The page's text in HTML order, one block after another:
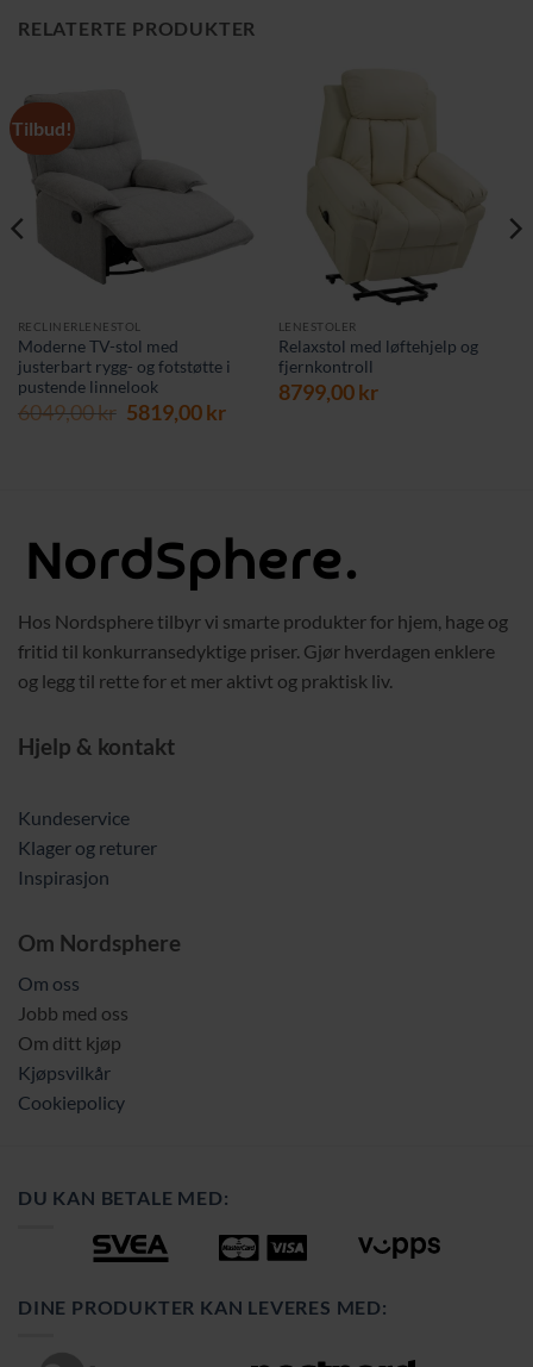
RELATERTE PRODUKTER
Tilbud!
RECLINERLENESTOL
Moderne TV-stol med
justerbart rygg- og fotstøtte i
pustende linnelook
6049,00kr Opprinnelig
5819,00krNåværende
LENESTOLER
Relaxstol med løftehjelp og
fjernkontroll
8799,00kr
Hos Nordsphere tilbyr vi smarte produkter for hjem, hage og
fritid til konkurransedyktige priser. Gjør hverdagen enklere
og legg til rette for et mer aktivt og praktisk liv.
Hjelp & kontakt
Kundeservice
Klager og returer
Inspirasjon
Om Nordsphere
Om oss
Jobb med oss
Om ditt kjøp
Kjøpsvilkår
Cookiepolicy
DU KAN BETALE MED:
DINE PRODUKTER KAN LEVERES MED: